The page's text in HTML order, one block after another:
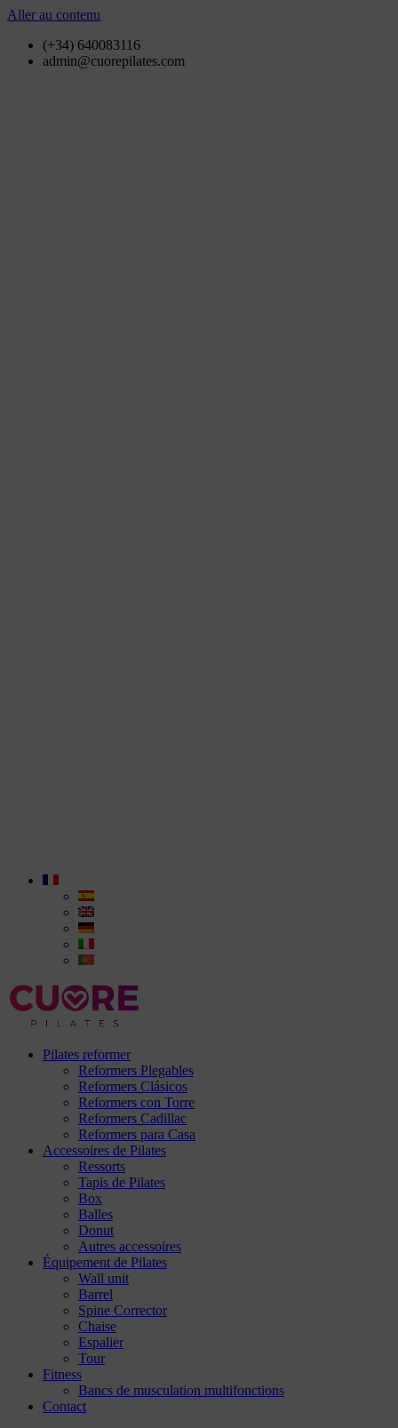
Aller au contenu
(+34) 640083116
admin@cuorepilates.com
Pilates reformer
Reformers Plegables
Reformers Clásicos
Reformers con Torre
Reformers Cadillac
Reformers para Casa
Accessoires de Pilates
Ressorts
Tapis de Pilates
Box
Balles
Donut
Autres accessoires
Équipement de Pilates
Wall unit
Barrel
Spine Corrector
Chaise
Espalier
Tour
Fitness
Bancs de musculation multifonctions
Contact